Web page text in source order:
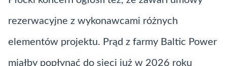
rezerwacyjne z wykonawcami różnych
elementów projektu. Prąd z farmy Baltic Power
miałby popłynąć do sieci już w 2026 roku